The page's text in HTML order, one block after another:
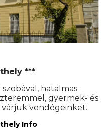
***
hatalmas
gyermek- és
vendégeinket.
Info